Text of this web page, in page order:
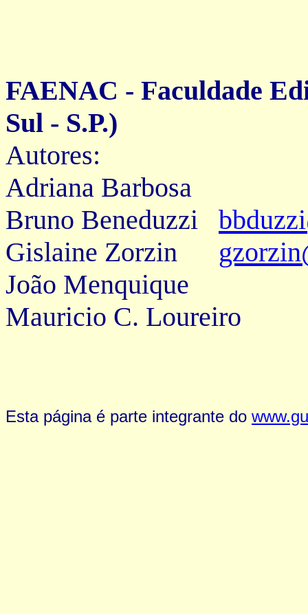
FAENAC - Faculdade
Sul - S.P.)
Autores:
Adriana Barbosa
Bruno Beneduzzi
Gislaine Zorzin
João Menquique
Mauricio C. Loureiro
Esta página é parte integrante do